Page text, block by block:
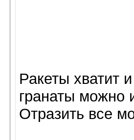
Ракеты хватит
гранаты можно
Отразить все